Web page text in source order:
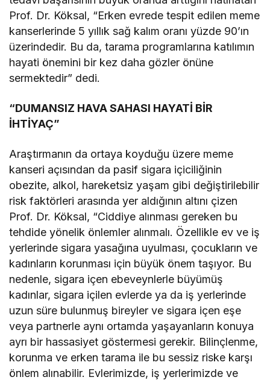
Prof. Dr. Köksal, “Erken evrede tespit edilen meme
kanserlerinde 5 yıllık sağ kalım oranı yüzde 90’ın
üzerindedir. Bu da, tarama programlarına katılımın
hayati önemini bir kez daha gözler önüne
sermektedir” dedi.
“DUMANSIZ HAVA SAHASI HAYATİ BİR
İHTİYAÇ”
Araştırmanın da ortaya koyduğu üzere meme
kanseri açısından da pasif sigara içiciliğinin
obezite, alkol, hareketsiz yaşam gibi değiştirilebilir
risk faktörleri arasında yer aldığının altını çizen
Prof. Dr. Köksal, “Ciddiye alınması gereken bu
tehdide yönelik önlemler alınmalı. Özellikle ev ve iş
yerlerinde sigara yasağına uyulması, çocukların ve
kadınların korunması için büyük önem taşıyor. Bu
nedenle, sigara içen ebeveynlerle büyümüş
kadınlar, sigara içilen evlerde ya da iş yerlerinde
uzun süre bulunmuş bireyler ve sigara içen eşe
veya partnerle aynı ortamda yaşayanların konuya
ayrı bir hassasiyet göstermesi gerekir. Bilinçlenme,
korunma ve erken tarama ile bu sessiz riske karşı
önlem alınabilir. Evlerimizde, iş yerlerimizde ve